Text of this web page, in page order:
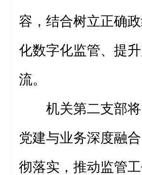
容，结合树立正确
化数字化监管、提
流。
机关第二支部
党建与业务深度融
彻落实，推动监管